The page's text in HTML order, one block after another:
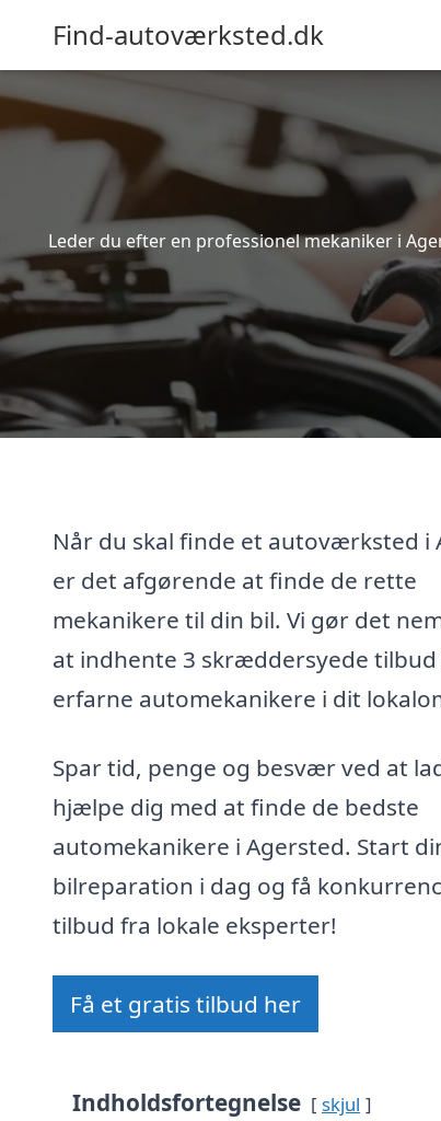
Find-autoværksted.dk
Leder du efter en professionel mekaniker i
Når du skal finde et autoværksted i
er det afgørende at finde de rette
mekanikere til din bil. Vi gør det
at indhente 3 skræddersyede tilbud
erfarne automekanikere i dit
Spar tid, penge og besvær ved at
hjælpe dig med at finde de bedste
automekanikere i Agersted. Start
bilreparation i dag og få
tilbud fra lokale eksperter!
Få et gratis tilbud her
Indholdsfortegnelse skjul